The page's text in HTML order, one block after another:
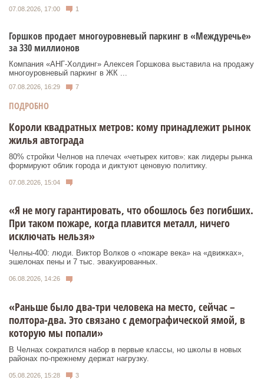
07.08.2026, 17:00 1
Горшков продает многоуровневый паркинг в «Междуречье»
за 330 миллионов
Компания «АНГ-Холдинг» Алексея Горшкова выставила на продажу
многоуровневый паркинг в ЖК ...
07.08.2026, 16:29 7
ПОДРОБНО
Короли квадратных метров: кому принадлежит рынок
жилья автограда
80% стройки Челнов на плечах «четырех китов»: как лидеры рынка
формируют облик города и диктуют ценовую политику.
07.08.2026, 15:04
«Я не могу гарантировать, что обошлось без погибших.
При таком пожаре, когда плавится металл, ничего
исключать нельзя»
Челны-400: люди. Виктор Волков о «пожаре века» на «движках»,
эшелонах пены и 7 тыс. эвакуированных.
06.08.2026, 14:26
«Раньше было два-три человека на место, сейчас –
полтора-два. Это связано с демографической ямой, в
которую мы попали»
В Челнах сократился набор в первые классы, но школы в новых
районах по-прежнему держат нагрузку.
05.08.2026, 15:28 3